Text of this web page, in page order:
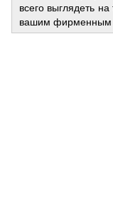
всего выглядеть
вашим фирменным